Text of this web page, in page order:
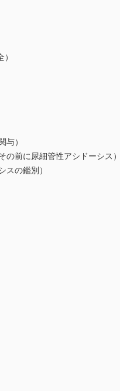
）
に尿細管性アシドーシス）
の鑑別）